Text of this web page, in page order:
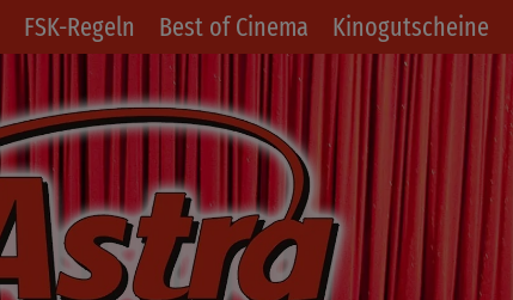
FSK-Regeln Best of Cinema Kinogutscheine